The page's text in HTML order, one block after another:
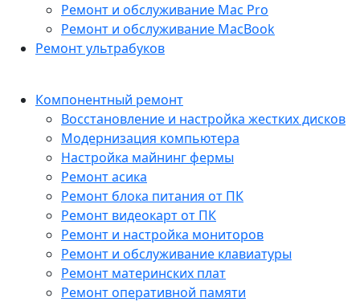
Ремонт и обслуживание Mac Pro
Ремонт и обслуживание MacBook
Ремонт ультрабуков
Компонентный ремонт
Восстановление и настройка жестких дисков
Модернизация компьютера
Настройка майнинг фермы
Ремонт асика
Ремонт блока питания от ПК
Ремонт видеокарт от ПК
Ремонт и настройка мониторов
Ремонт и обслуживание клавиатуры
Ремонт материнских плат
Ремонт оперативной памяти